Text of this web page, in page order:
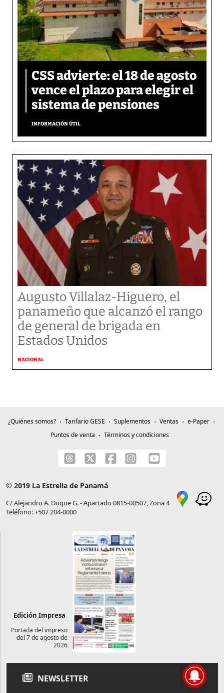
CSS advierte: el 18 de agosto
vence el plazo para elegir el
sistema de pensiones
INFORMACIÓN ÚTIL
Augusto Villalaz-Higuero, el
panameño que alcanzó el rango
de general de brigada en
Estados Unidos
NACIONAL
¿Quiénes somos? Tarifario GESE Suplementos Ventas
e-Paper
Puntos de venta
Términos y condiciones
© 2019 La Estrella de Panamá
C/ Alejandro A. Duque G. - Apartado 0815-00507, Zona 4
Teléfono: +507 204-0000
Edición Impresa
Portada del impreso
del 7 de agosto de
2026
NEWSLETTER